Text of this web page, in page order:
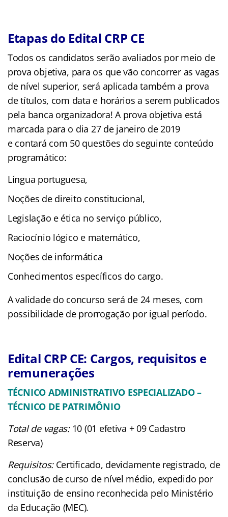
Etapas do Edital CRP CE
Todos os candidatos serão avaliados por meio de
prova objetiva, para os que vão concorrer as vagas
de nível superior, será aplicada também a prova
de títulos, com data e horários a serem publicados
pela banca organizadora! A prova objetiva está
marcada para o dia 27 de janeiro de 2019
e contará com 50 questões do seguinte conteúdo
programático:
Língua portuguesa,
Noções de direito constitucional,
Legislação e ética no serviço público,
Raciocínio lógico e matemático,
Noções de informática
Conhecimentos específicos do cargo.
A validade do concurso será de 24 meses, com
possibilidade de prorrogação por igual período.
Edital CRP CE: Cargos, requisitos e
remunerações
TÉCNICO ADMINISTRATIVO ESPECIALIZADO –
TÉCNICO DE PATRIMÔNIO
Total de vagas:10 (01 efetiva + 09 Cadastro
Reserva)
Requisitos:Certificado, devidamente registrado, de
conclusão de curso de nível médio, expedido por
instituição de ensino reconhecida pelo Ministério
da Educação (MEC).